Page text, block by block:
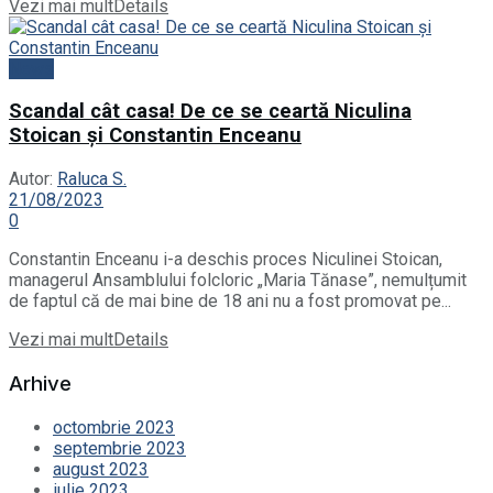
Vezi mai multDetails
Scandal cât casa! De ce se ceartă Niculina
Stoican și Constantin Enceanu
Autor: Raluca S.
21/08/2023
0
Constantin Enceanu i-a deschis proces Niculinei Stoican,
managerul Ansamblului folcloric „Maria Tănase”, nemulțumit
de faptul că de mai bine de 18 ani nu a fost promovat pe...
Vezi mai multDetails
Arhive
octombrie 2023
septembrie 2023
august 2023